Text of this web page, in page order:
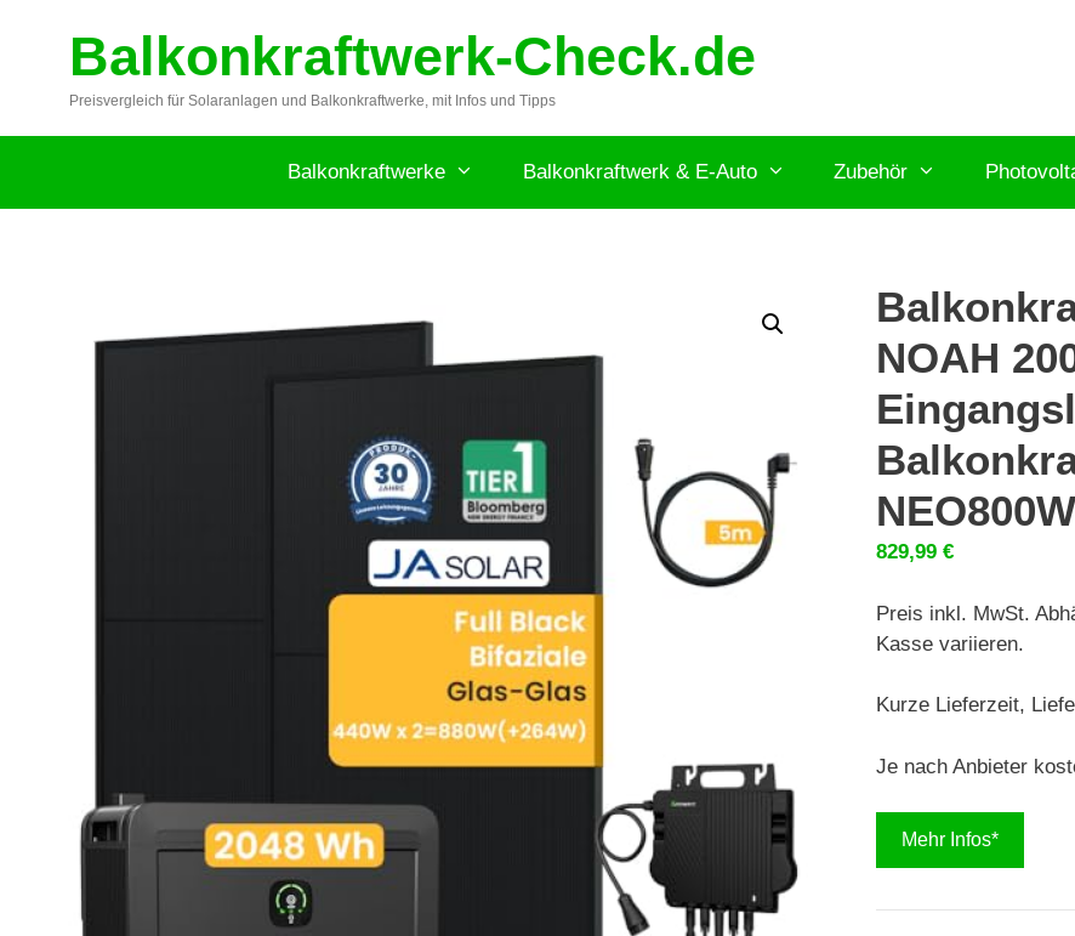
springenBalkonkraftwerk-Check.de
Preisvergleich für Solaranlagen und Balkonkraftwerke, mit Infos und Tipps
Balkonkraftwerke Balkonkraftwerk & E-Auto Zubehör
NOAH
829,99 €
Preis inkl. MwSt.
Kasse variieren.
Kurze Lieferzeit,
Je nach Anbieter
Mehr Infos*